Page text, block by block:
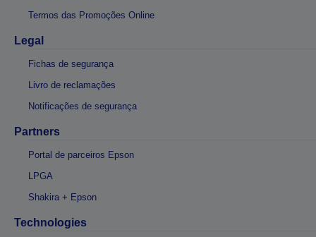
Termos das Promoções Online
Legal
Fichas de segurança
Livro de reclamações
Notificações de segurança
Partners
Portal de parceiros Epson
LPGA
Shakira + Epson
Technologies